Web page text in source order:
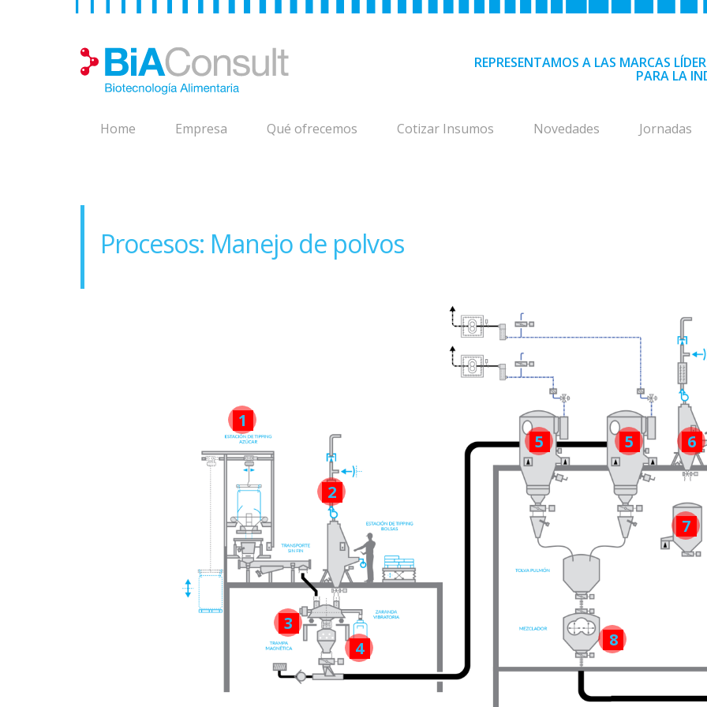
REPRESENTAMOS A LAS MARCAS
PARA LA
Home Empresa Qué ofrecemos Cotizar Insumos Novedades Jornadas
Procesos: Manejo de polvos
1
2
3
4
5 5 6
7
8